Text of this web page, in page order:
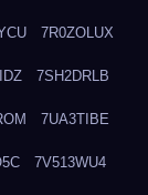
7R0ZOLUX
7SH2DRLB
7UA3TIBE
7V513WU4